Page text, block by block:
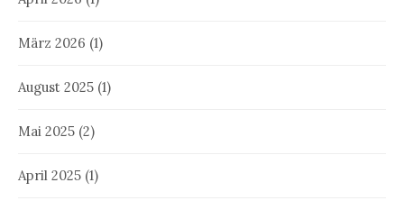
März 2026 (1)
August 2025 (1)
Mai 2025 (2)
April 2025 (1)